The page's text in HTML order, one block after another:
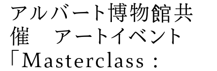
アルバート博物館共
催 アートイベント
「Masterclass :